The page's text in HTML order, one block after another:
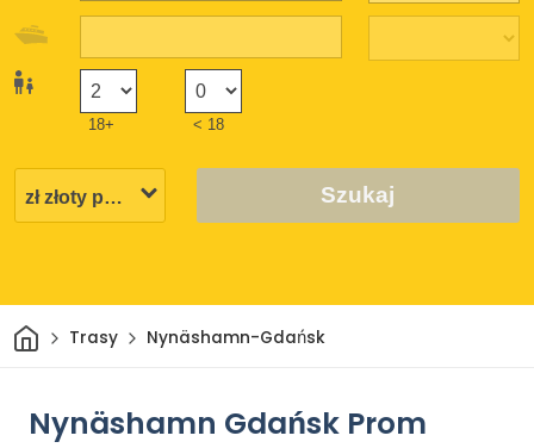
18+ < 18
Szukaj
DomTrasy Nynäshamn-Gdańsk
Nynäshamn Gdańsk Prom